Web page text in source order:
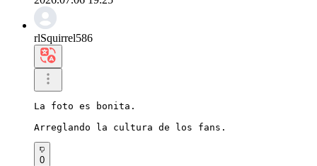
rlSquirrel586
La foto es bonita.
Arreglando la cultura de los fans.
0